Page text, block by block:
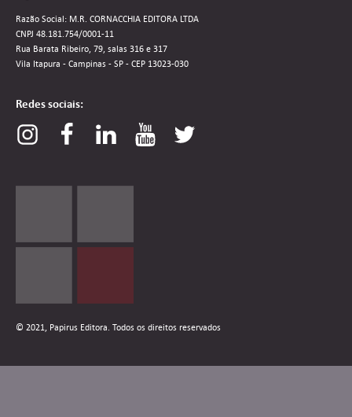
Razão Social: M.R. CORNACCHIA EDITORA LTDA
CNPJ 48.181.754/0001-11
Rua Barata Ribeiro, 79, salas 316 e 317
Vila Itapura - Campinas - SP - CEP 13023-030
Redes sociais:
© 2021, Papirus Editora. Todos os direitos reservados